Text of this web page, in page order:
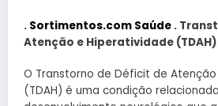
. Sortimentos.com Saúde .
Atenção e Hiperatividade (TDAH)
O Transtorno de Déficit de
(TDAH) é uma condição